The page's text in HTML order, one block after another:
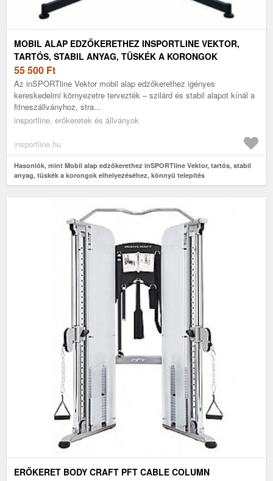
MOBIL ALAP EDZŐKERETHEZ INSPORTLINE VEKTOR,
TARTÓS, STABIL ANYAG, TÜSKÉK A KORONGOK
ELHELYEZÉSÉHEZ, KÖNNYŰ TELEPÍTÉS
55 500 Ft
Az inSPORTline Vektor mobil alap edzőkerethez igényes
kereskedelmi környezetre tervezték – szilárd és stabil alapot kínál a
fitneszállványhoz, stra...
insportline, erőkeretek és állványok
insportline.hu
Hasonlók, mint Mobil alap edzőkerethez inSPORTline Vektor, tartós, stabil
anyag, tüskék a korongok elhelyezéséhez, könnyű telepítés
ERŐKERET BODY CRAFT PFT CABLE COLUMN